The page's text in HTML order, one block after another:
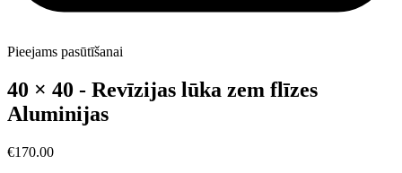
Pieejams pasūtīšanai
40 × 40 - Revīzijas lūka zem flīzes
Aluminijas
€170.00